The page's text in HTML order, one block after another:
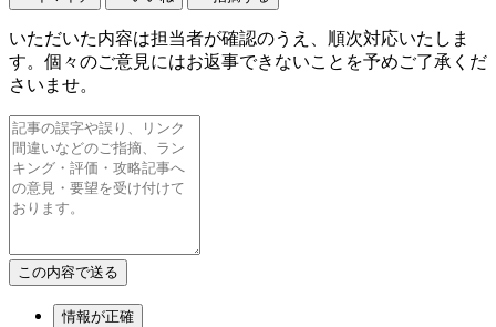
いただいた内容は担当者が確認のうえ、順次対応いたしま
す。個々のご意見にはお返事できないことを予めご了承くだ
さいませ。
情報が正確